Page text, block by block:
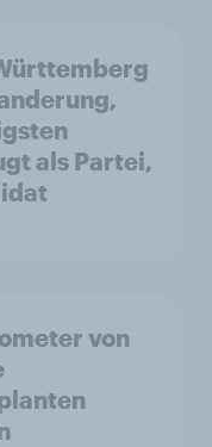
als Partei,
von